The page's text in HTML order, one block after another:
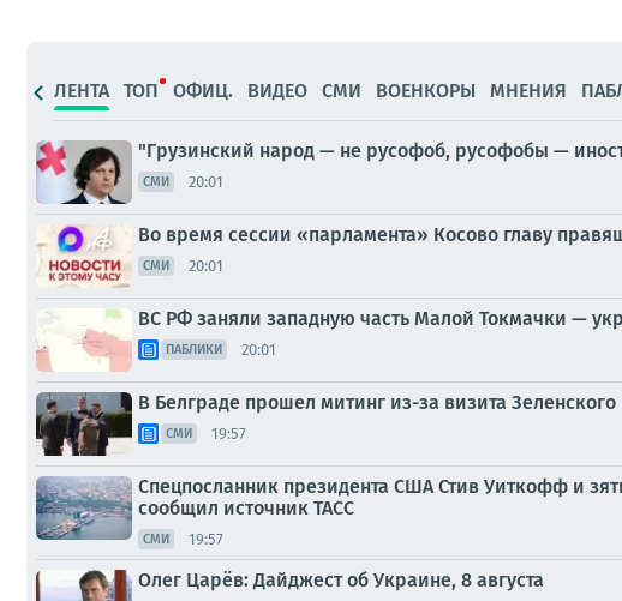
ЛЕНТА ТОП ОФИЦ. ВИДЕО СМИ ВОЕНКОРЫ МНЕНИЯ
"Грузинский народ — не русофоб, русофобы —
СМИ 20:01
Во время сессии «парламента» Косово главу
СМИ 20:01
ВС РФ заняли западную часть Малой Токмачки —
ПАБЛИКИ 20:01
В Белграде прошел митинг из-за визита Зеленского
СМИ 19:57
Спецпосланник президента США Стив Уиткофф и
сообщил источник ТАСС
СМИ 19:57
Олег Царёв: Дайджест об Украине, 8 августа